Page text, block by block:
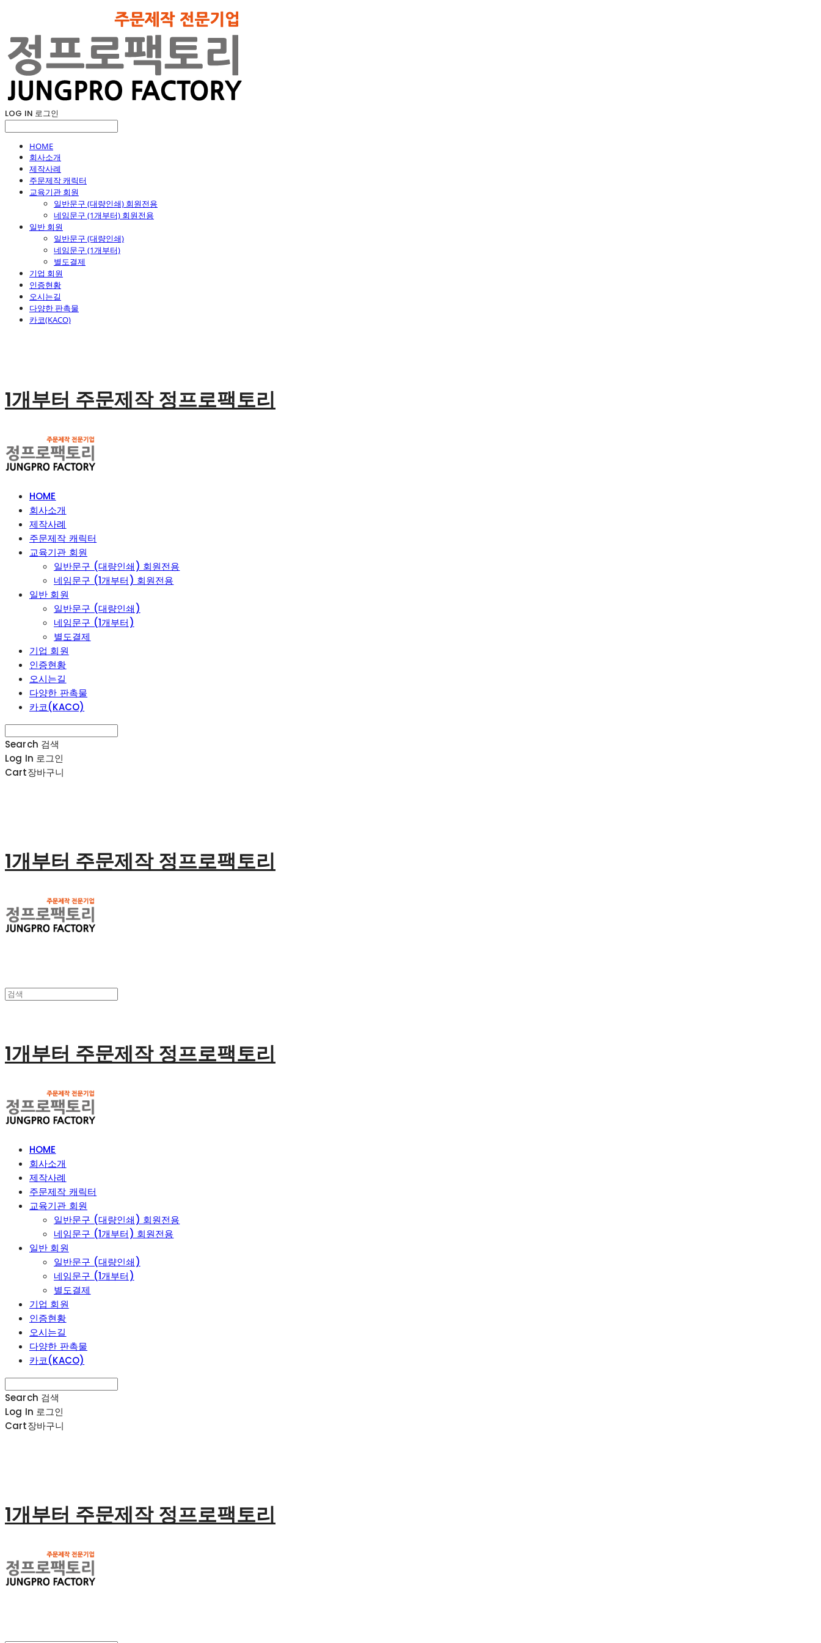
LOG IN 로그인
HOME
회사소개
제작사례
주문제작 캐릭터
교육기관 회원
일반문구 (대량인쇄) 회원전용
네임문구 (1개부터) 회원전용
일반 회원
일반문구 (대량인쇄)
네임문구 (1개부터)
별도결제
기업 회원
인증현황
오시는길
다양한 판촉물
카코(KACO)
1개부터 주문제작 정프로팩토리
HOME
회사소개
제작사례
주문제작 캐릭터
교육기관 회원
일반문구 (대량인쇄) 회원전용
네임문구 (1개부터) 회원전용
일반 회원
일반문구 (대량인쇄)
네임문구 (1개부터)
별도결제
기업 회원
인증현황
오시는길
다양한 판촉물
카코(KACO)
Search 검색
Log In 로그인
Cart장바구니
1개부터 주문제작 정프로팩토리
1개부터 주문제작 정프로팩토리
HOME
회사소개
제작사례
주문제작 캐릭터
교육기관 회원
일반문구 (대량인쇄) 회원전용
네임문구 (1개부터) 회원전용
일반 회원
일반문구 (대량인쇄)
네임문구 (1개부터)
별도결제
기업 회원
인증현황
오시는길
다양한 판촉물
카코(KACO)
Search 검색
Log In 로그인
Cart장바구니
1개부터 주문제작 정프로팩토리